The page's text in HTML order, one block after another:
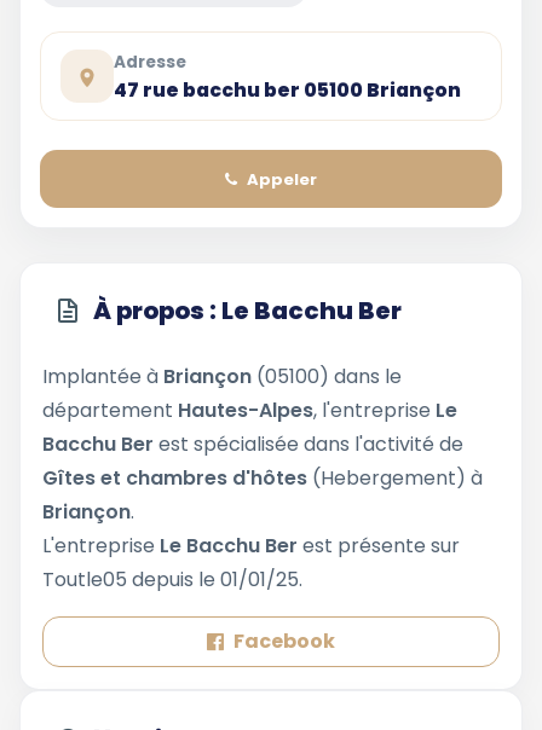
Adresse
47 rue bacchu ber 05100 Briançon
Appeler
À propos : Le Bacchu Ber
Implantée à Briançon (05100) dans le
département Hautes-Alpes, l'entreprise Le
Bacchu Ber est spécialisée dans l'activité de
Gîtes et chambres d'hôtes (Hebergement) à
Briançon.
L'entreprise Le Bacchu Ber est présente sur
Toutle05 depuis le 01/01/25.
Facebook